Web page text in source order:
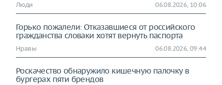
Люди 06.08.2026, 10:06
Горько пожалели: Отказавшиеся от российского
гражданства словаки хотят вернуть паспорта
Нравы 06.08.2026, 09:44
Роскачество обнаружило кишечную палочку в
бургерах пяти брендов